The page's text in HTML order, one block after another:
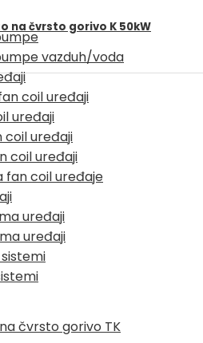
vazduh/voda
coil uređaji
uređaji
coil uređaji
coil uređaji
fan coil uređaje
uređaji
uređaji
na čvrsto gorivo K 50kW